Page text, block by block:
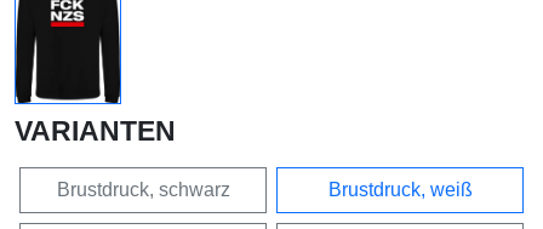
VARIANTEN
Brustdruck, schwarz Brustdruck, weiß